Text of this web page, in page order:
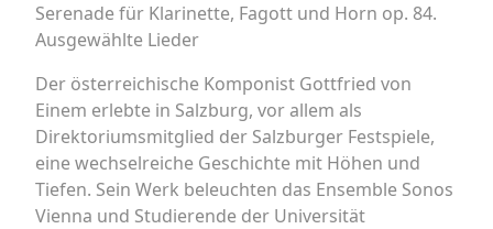
Serenade für Klarinette, Fagott und Horn op. 84.
Ausgewählte Lieder
Der österreichische Komponist Gottfried von
Einem erlebte in Salzburg, vor allem als
Direktoriumsmitglied der Salzburger Festspiele,
eine wechselreiche Geschichte mit Höhen und
Tiefen. Sein Werk beleuchten das Ensemble Sonos
Vienna und Studierende der Universität